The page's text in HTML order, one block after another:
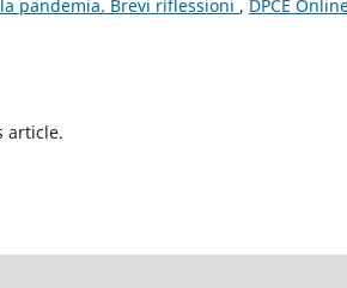
pandemia. Brevi riflessioni , DPCE
article.